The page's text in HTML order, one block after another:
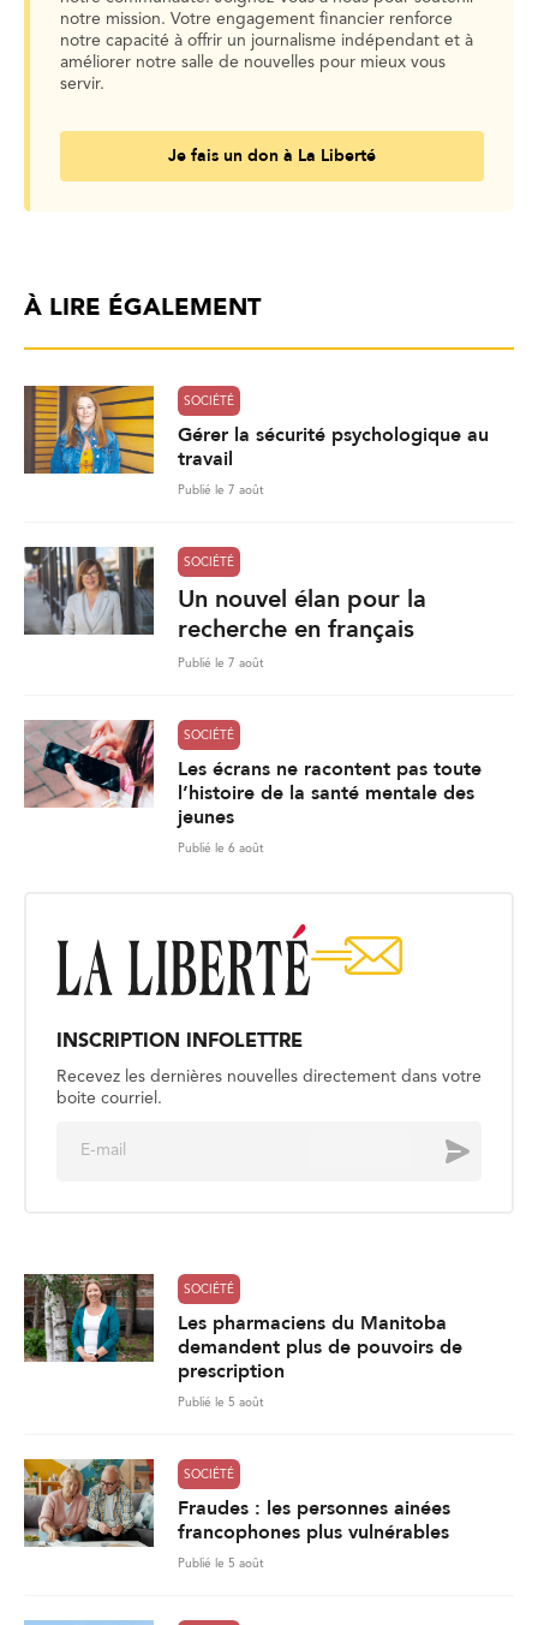
notre mission. Votre engagement financier renforce
notre capacité à offrir un journalisme indépendant et à
améliorer notre salle de nouvelles pour mieux vous
servir.
Je fais un don à La Liberté
À LIRE ÉGALEMENT
SOCIÉTÉ
Gérer la sécurité psychologique au
travail
Publié le 7 août
SOCIÉTÉ
Un nouvel élan pour la
recherche en français
Publié le 7 août
SOCIÉTÉ
Les écrans ne racontent pas toute
l’histoire de la santé mentale des
jeunes
Publié le 6 août
INSCRIPTION INFOLETTRE
Recevez les dernières nouvelles directement dans votre
boite courriel.
Envoyer
SOCIÉTÉ
Les pharmaciens du Manitoba
demandent plus de pouvoirs de
prescription
Publié le 5 août
SOCIÉTÉ
Fraudes : les personnes ainées
francophones plus vulnérables
Publié le 5 août